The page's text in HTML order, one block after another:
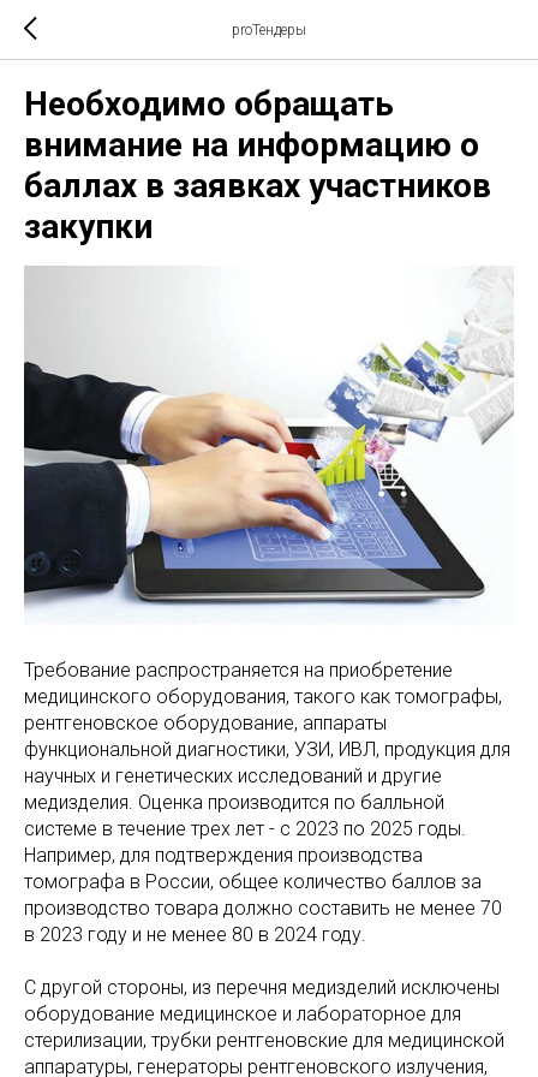
proТендеры
Необходимо обращать
внимание на информацию о
баллах в заявках участников
закупки
Требование распространяется на приобретение
медицинского оборудования, такого как томографы,
рентгеновское оборудование, аппараты
функциональной диагностики, УЗИ, ИВЛ, продукция для
научных и генетических исследований и другие
медизделия. Оценка производится по балльной
системе в течение трех лет - с 2023 по 2025 годы.
Например, для подтверждения производства
томографа в России, общее количество баллов за
производство товара должно составить не менее 70
в 2023 году и не менее 80 в 2024 году.
С другой стороны, из перечня медизделий исключены
оборудование медицинское и лабораторное для
стерилизации, трубки рентгеновские для медицинской
аппаратуры, генераторы рентгеновского излучения,